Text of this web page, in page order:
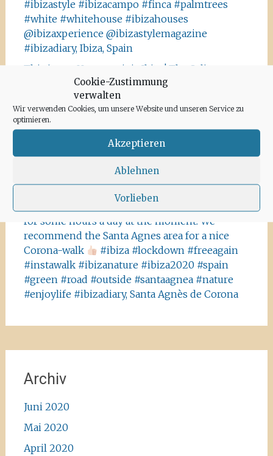
Cookie-Zustimmung
verwalten
Wir verwenden Cookies, um unsere Website und unseren Service zu
optimieren.
Akzeptieren
Ablehnen
Vorlieben
#ibizastyle #ibizacampo #finca #palmtrees
#white #whitehouse #ibizahouses
@ibizaxperience @ibizastylemagazine
#ibizadiary, Ibiza, Spain
This is not Havanna, it is Ibiza! The Salinas area
offers a lot of tiny details you should absolutely
visit and take some photos
#salinasibiza #anchor #seafaring
#colours
#ibiza2020 #havanna #nothavanna #baleares
#seefahrt @turismoislasbaleares #salinas
#igersibiza ##
#outside #instaibiza
#ibizalovers #ibizadiary 🏝, Ibiza Salinas
Ibiza is allowed to go out again!! Enjoy the
for some hours a day at the moment. We
recommend the Santa Agnes area for a nice
Corona-walk
#ibiza #lockdown #freeagain
#instawalk #ibizanature #ibiza2020 #spain
#green #road #outside #santaagnea #nature
#enjoylife #ibizadiary, Santa Agnès de Corona
Archiv
Juni 2020
Mai 2020
April 2020